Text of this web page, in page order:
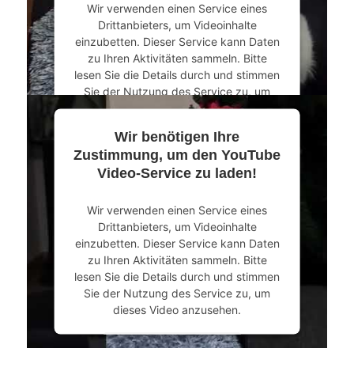
powered byUsercentrics Consent
Management Platform&eRecht24
Wir verwenden einen Service eines
Drittanbieters, um Videoinhalte
einzubetten. Dieser Service kann Daten
zu Ihren Aktivitäten sammeln. Bitte
lesen Sie die Details durch und stimmen
Sie der Nutzung des Service zu, um
dieses Video anzusehen.
Mehr Informationen
powered byUsercentrics Consent
Management Platform&eRecht24
Wir benötigen Ihre
Zustimmung, um den YouTube
Video-Service zu laden!
Wir verwenden einen Service eines
Drittanbieters, um Videoinhalte
einzubetten. Dieser Service kann Daten
zu Ihren Aktivitäten sammeln. Bitte
lesen Sie die Details durch und stimmen
Sie der Nutzung des Service zu, um
dieses Video anzusehen.
Mehr Informationen